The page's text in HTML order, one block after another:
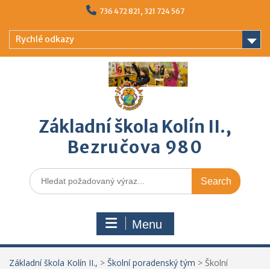
content
736 472 821, 321 724 567
Rychlé odkazy
Základní škola Kolín II.,
Bezručova 980
Search
for:
Menu
Základní škola Kolín II., > Školní poradenský tým > Školní